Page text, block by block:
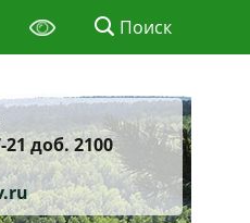
Поиск
21 доб. 2100